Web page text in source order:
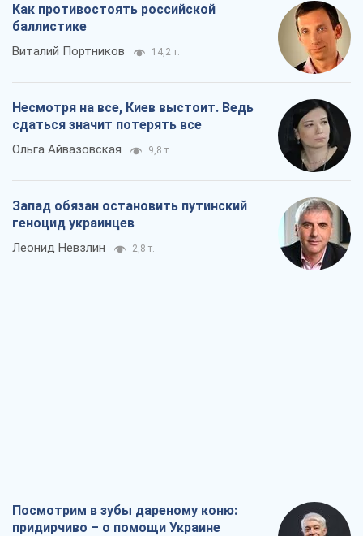
Как противостоять российской
баллистике
Виталий Портников 14,2 т.
Несмотря на все, Киев выстоит. Ведь
сдаться значит потерять все
Ольга Айвазовская 9,8 т.
Запад обязан остановить путинский
геноцид украинцев
Леонид Невзлин 2,8 т.
Посмотрим в зубы дареному коню:
придирчиво – о помощи Украине